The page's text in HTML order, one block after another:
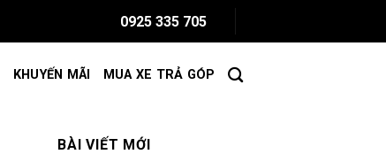
0925 335 705
KHUYẾN MÃI MUA XE TRẢ GÓP
BÀI VIẾT MỚI